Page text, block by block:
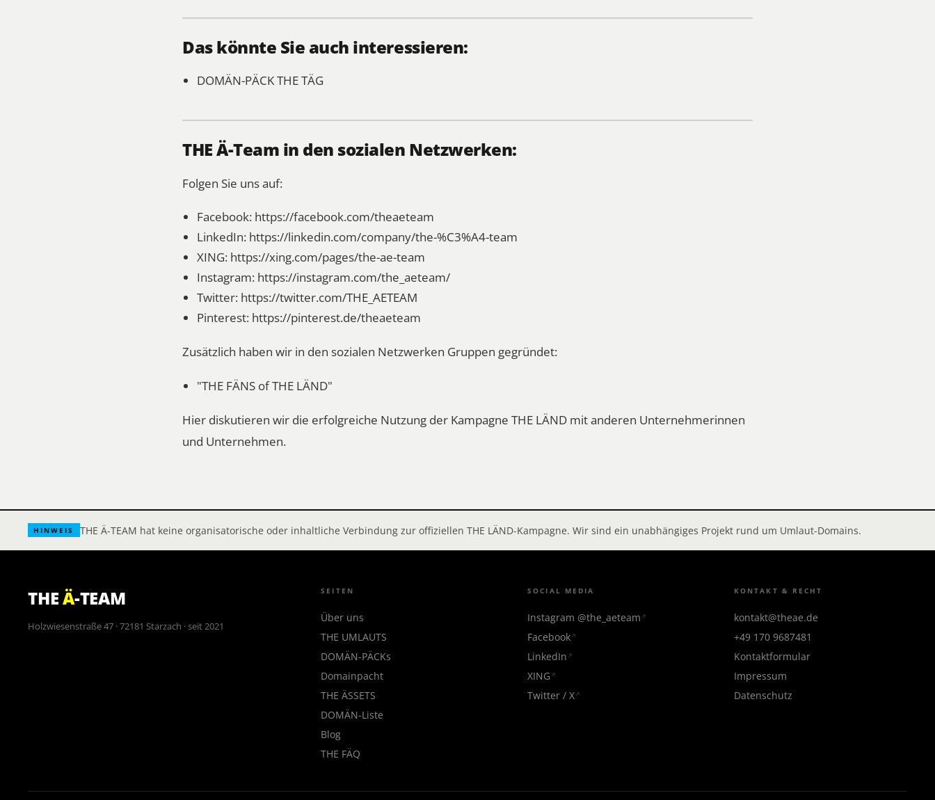
Das könnte Sie auch interessieren:
DOMÄN-PÄCKTHE TÄG
THE Ä-Team in den sozialen Netzwerken:
Folgen Sie uns auf:
Facebook: https://facebook.com/theaeteam
LinkedIn: https://linkedin.com/company/the-%C3%A4-team
XING: https://xing.com/pages/the-ae-team
Instagram: https://instagram.com/the_aeteam/
Twitter: https://twitter.com/THE_AETEAM
Pinterest: https://pinterest.de/theaeteam
Zusätzlich haben wir in den sozialen Netzwerken Gruppen gegründet:
"THE FÄNS of THE LÄND"
Hier diskutieren wir die erfolgreiche Nutzung der Kampagne THE LÄND mit anderen Unternehmerinnen
und Unternehmen.
HINWEIS THE Ä-TEAM hat keine organisatorische oder inhaltliche Verbindung zur offiziellen THE LÄND-Kampagne. Wir sind ein unabhängiges Projekt rund um Umlaut-Domains.
THEÄ-TEAM
Holzwiesenstraße 47 · 72181 Starzach · seit 2021
SEITEN
Über uns
THE UMLAUTS
DOMÄN-PÄCKs
Domainpacht
THE ÄSSETS
DOMÄN-Liste
Blog
THE FÄQ
SOCIAL MEDIA
Instagram @the_aeteam
Facebook
LinkedIn
XING
Twitter / X
KONTAKT & RECHT
kontakt@theae.de
+49 170 9687481
Kontaktformular
Impressum
Datenschutz